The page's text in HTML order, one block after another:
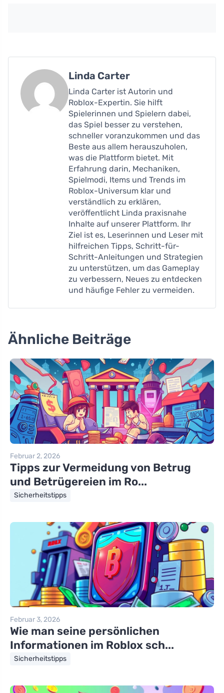
Linda Carter
Linda Carter ist Autorin und
Roblox-Expertin. Sie hilft
Spielerinnen und Spielern dabei,
das Spiel besser zu verstehen,
schneller voranzukommen und das
Beste aus allem herauszuholen,
was die Plattform bietet. Mit
Erfahrung darin, Mechaniken,
Spielmodi, Items und Trends im
Roblox-Universum klar und
verständlich zu erklären,
veröffentlicht Linda praxisnahe
Inhalte auf unserer Plattform. Ihr
Ziel ist es, Leserinnen und Leser mit
hilfreichen Tipps, Schritt-für-
Schritt-Anleitungen und Strategien
zu unterstützen, um das Gameplay
zu verbessern, Neues zu entdecken
und häufige Fehler zu vermeiden.
Ähnliche Beiträge
Februar 2, 2026
Tipps zur Vermeidung von Betrug
und Betrügereien im Ro...
Sicherheitstipps
Februar 3, 2026
Wie man seine persönlichen
Informationen im Roblox sch...
Sicherheitstipps